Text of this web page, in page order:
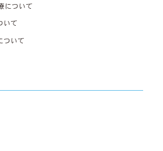
について
いて
ついて